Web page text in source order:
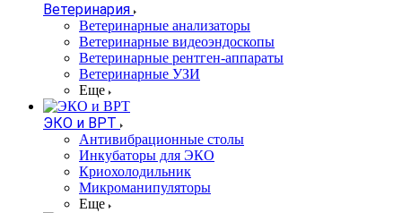
Ветеринария
Ветеринарные анализаторы
Ветеринарные видеоэндоскопы
Ветеринарные рентген-аппараты
Ветеринарные УЗИ
Еще
ЭКО и ВРТ
Антивибрационные столы
Инкубаторы для ЭКО
Криохолодильник
Микроманипуляторы
Еще